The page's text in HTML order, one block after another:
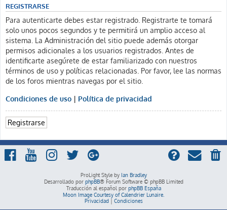
REGISTRARSE
Para autenticarte debes estar registrado. Registrarte te tomará
solo unos pocos segundos y te permitirá un amplio acceso al
sistema. La Administración del sitio puede además otorgar
permisos adicionales a los usuarios registrados. Antes de
identificarte asegúrete de estar familiarizado con nuestros
términos de uso y políticas relacionadas. Por favor, lee las normas
de los foros mientras navegas por el sitio.
Condiciones de uso | Política de privacidad
Registrarse
ProLight Style by Ian Bradley
Desarrollado por phpBB® Forum Software © phpBB Limited
Traducción al español por phpBB España
Moon Image Courtesy of Calendrier Lunaire.
Privacidad| Condiciones